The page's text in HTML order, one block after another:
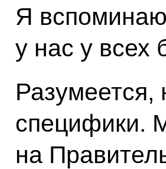
Я вспоминаю
у нас у всех
Разумеется,
специфики.
на